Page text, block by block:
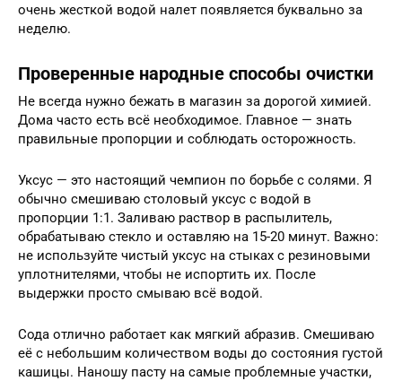
очень жесткой водой налет появляется буквально за
неделю.
Проверенные народные способы очистки
Не всегда нужно бежать в магазин за дорогой химией.
Дома часто есть всё необходимое. Главное — знать
правильные пропорции и соблюдать осторожность.
Уксус — это настоящий чемпион по борьбе с солями. Я
обычно смешиваю столовый уксус с водой в
пропорции 1:1. Заливаю раствор в распылитель,
обрабатываю стекло и оставляю на 15-20 минут. Важно:
не используйте чистый уксус на стыках с резиновыми
уплотнителями, чтобы не испортить их. После
выдержки просто смываю всё водой.
Сода отлично работает как мягкий абразив. Смешиваю
её с небольшим количеством воды до состояния густой
кашицы. Наношу пасту на самые проблемные участки,